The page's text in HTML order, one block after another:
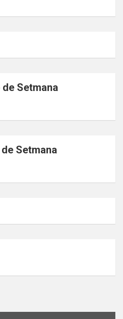
Setmana
Setmana